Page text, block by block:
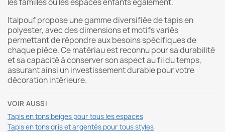
Italpouf propose une gamme diversifiée de tapis en
polyester, avec des dimensions et motifs variés
permettant de répondre aux besoins spécifiques de
chaque pièce. Ce matériau est reconnu pour sa durabilité
et sa capacité à conserver son aspect au fil du temps,
assurant ainsi un investissement durable pour votre
décoration intérieure.
VOIR AUSSI
Tapis en tons beiges pour tous les espaces
Tapis en tons gris et argentés pour tous styles